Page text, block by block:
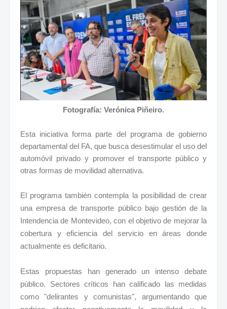
Fotografía: Verónica Piñeiro.
Esta iniciativa forma parte del programa de gobierno
departamental del FA, que busca desestimular el uso del
automóvil privado y promover el transporte público y
otras formas de movilidad alternativa.
El programa también contempla la posibilidad de crear
una empresa de transporte público bajo gestión de la
Intendencia de Montevideo, con el objetivo de mejorar la
cobertura y eficiencia del servicio en áreas donde
actualmente es deficitario.
Estas propuestas han generado un intenso debate
público. Sectores críticos han calificado las medidas
como "delirantes y comunistas", argumentando que